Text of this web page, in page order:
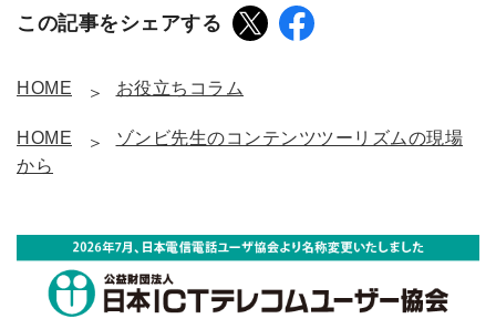
この記事をシェアする
HOME お役立ちコラム
HOME
ゾンビ先生のコンテンツツーリズムの現場
から